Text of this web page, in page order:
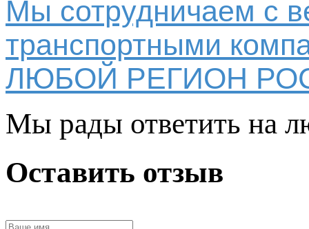
Мы сотрудничаем с
транспортными
ЛЮБОЙ РЕГИОН
Мы рады ответить на
Оставить отзыв